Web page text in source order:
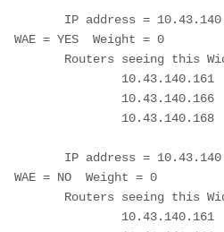
WAE = YES  Weight = 0
WAE = NO  Weight = 0